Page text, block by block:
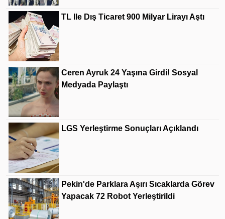
TL Ile Dış Ticaret 900 Milyar Lirayı Aştı
Ceren Ayruk 24 Yaşına Girdi! Sosyal
Medyada Paylaştı
LGS Yerleştirme Sonuçları Açıklandı
Pekin'de Parklara Aşırı Sıcaklarda Görev
Yapacak 72 Robot Yerleştirildi